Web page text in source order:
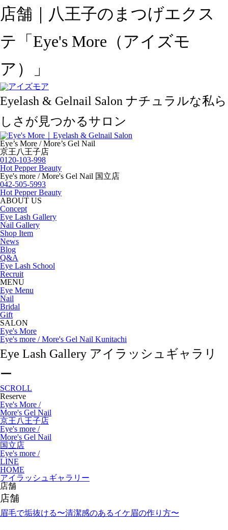
店舗｜八王子のまつげエクス
テ「Eye's More（アイズモ
ア）」
Eyelash & Gelnail Salon ナチュラルな私ら
しさが見つかるサロン
Eye’s More / More’s Gel Nail
京王八王子店
0120-103-998
Hot Pepper Beauty
Eye's more / More's Gel Nail 国立店
042-505-5993
Hot Pepper Beauty
ABOUT US
Concept
Eye Lash Gallery
Nail Gallery
Shop Item
News
Blog
Q&A
Eye Lash School
Recruit
MENU
Eye Menu
Nail
Bridal
Gift
SALON
Eye's More
Eye's more / More's Gel Nail Kunitachi
Eye Lash Gallery アイラッシュギャラリ
ー
SCROLL
Reserve
Eye's More /
More's Gel Nail
京王八王子店
Eye's more /
More's Gel Nail
国立店
Eye's more /
LINE
HOME
アイラッシュギャラリー
店舗
店舗
眉毛で垢抜ける〜清潔感のあるイケ眉の作り方〜